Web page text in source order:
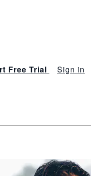
Free Trial Sign in